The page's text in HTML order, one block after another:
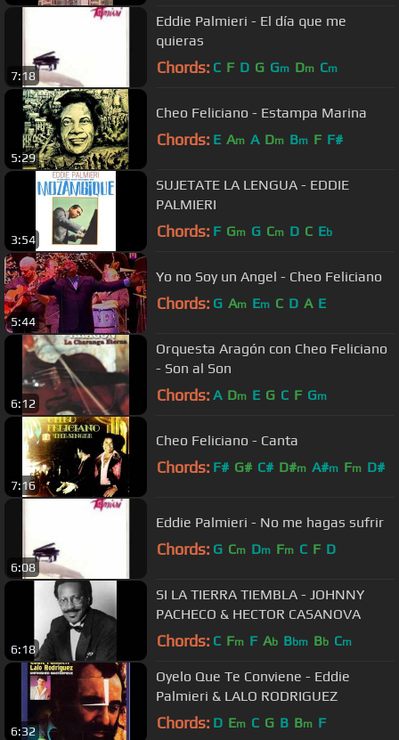
7:18
Eddie Palmieri - El día que me
quieras
Chords: C F D G Gm Dm Cm
5:29
Cheo Feliciano - Estampa Marina
Chords: E Am A Dm Bm F F#
3:54
SUJETATE LA LENGUA - EDDIE
PALMIERI
Chords: F Gm G Cm D C Eb
5:44
Yo no Soy un Angel - Cheo Feliciano
Chords: G Am Em C D A E
6:12
Orquesta Aragón con Cheo Feliciano
- Son al Son
Chords: A Dm E G C F Gm
7:16
Cheo Feliciano - Canta
Chords: F# G# C# D#m A#m Fm D#
6:08
Eddie Palmieri - No me hagas sufrir
Chords: G Cm Dm Fm C F D
6:18
SI LA TIERRA TIEMBLA - JOHNNY
PACHECO & HECTOR CASANOVA
Chords: C Fm F Ab Bbm Bb Cm
6:32
Oyelo Que Te Conviene - Eddie
Palmieri & LALO RODRIGUEZ
Chords: D Em C G B Bm F